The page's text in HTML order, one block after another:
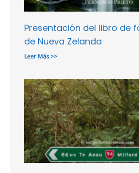
Presentación del libro de
de Nueva Zelanda
Leer Más >>